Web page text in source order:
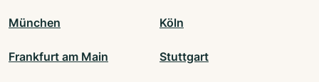
München Köln
Frankfurt am Main Stuttgart